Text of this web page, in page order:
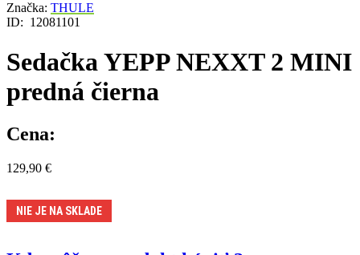
Značka: THULE
ID: 12081101
Sedačka YEPP NEXXT 2 MINI
predná čierna
Cena:
129,90 €
NIE JE NA SKLADE